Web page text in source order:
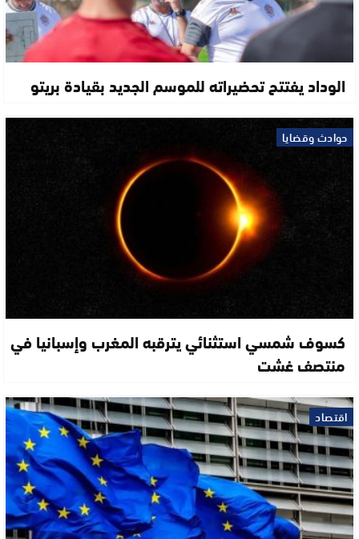
الوداد يفتتح تحضيراته للموسم الجديد بقيادة بريتو
حوادث وقضايا
كسوف شمسي استثنائي يترقبه المغرب وإسبانيا في
منتصف غشت
اقتصاد